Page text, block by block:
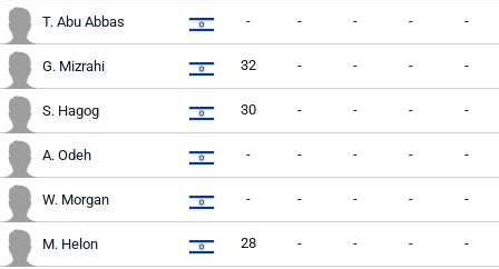
T. Abu Abbas - - - - -
G. Mizrahi 32 - - - -
S. Hagog 30 - - - -
A. Odeh - - - - -
W. Morgan - - - - -
M. Helon 28 - - - -